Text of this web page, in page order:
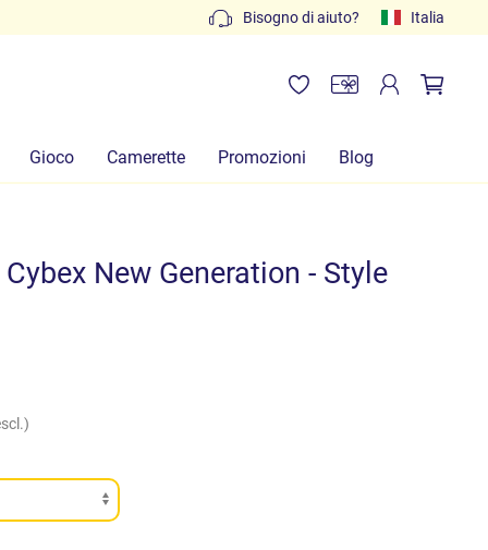
Preventivi gratuiti: scrivi ainfo@lachiocciolababy.it
Bisogno di aiuto? Italia
Gioco Camerette Promozioni Blog
New Generation - Style